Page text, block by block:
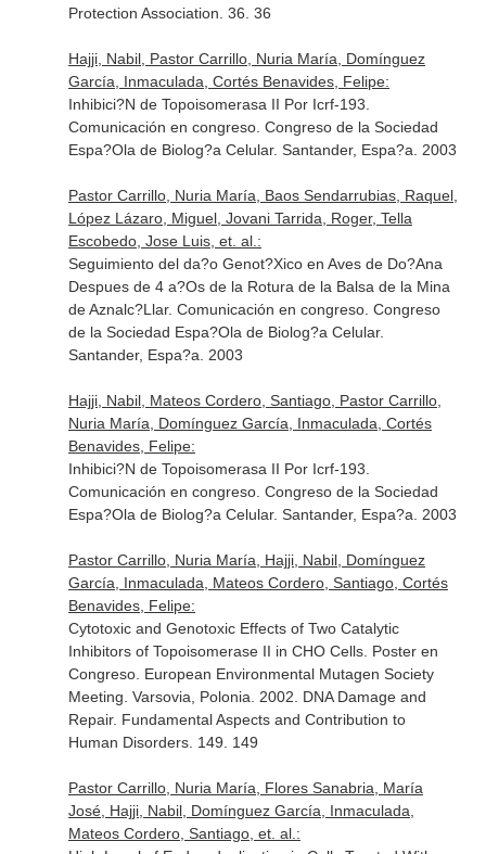
Protection Association. 36. 36
Hajji, Nabil, Pastor Carrillo, Nuria María, Domínguez
García, Inmaculada, Cortés Benavides, Felipe:
Inhibici?N de Topoisomerasa II Por Icrf-193.
Comunicación en congreso. Congreso de la Sociedad
Espa?Ola de Biolog?a Celular. Santander, Espa?a. 2003
Pastor Carrillo, Nuria María, Baos Sendarrubias, Raquel,
López Lázaro, Miguel, Jovani Tarrida, Roger, Tella
Escobedo, Jose Luis, et. al.:
Seguimiento del da?o Genot?Xico en Aves de Do?Ana
Despues de 4 a?Os de la Rotura de la Balsa de la Mina
de Aznalc?Llar. Comunicación en congreso. Congreso
de la Sociedad Espa?Ola de Biolog?a Celular.
Santander, Espa?a. 2003
Hajji, Nabil, Mateos Cordero, Santiago, Pastor Carrillo,
Nuria María, Domínguez García, Inmaculada, Cortés
Benavides, Felipe:
Inhibici?N de Topoisomerasa II Por Icrf-193.
Comunicación en congreso. Congreso de la Sociedad
Espa?Ola de Biolog?a Celular. Santander, Espa?a. 2003
Pastor Carrillo, Nuria María, Hajji, Nabil, Domínguez
García, Inmaculada, Mateos Cordero, Santiago, Cortés
Benavides, Felipe:
Cytotoxic and Genotoxic Effects of Two Catalytic
Inhibitors of Topoisomerase II in CHO Cells. Poster en
Congreso. European Environmental Mutagen Society
Meeting. Varsovia, Polonia. 2002. DNA Damage and
Repair. Fundamental Aspects and Contribution to
Human Disorders. 149. 149
Pastor Carrillo, Nuria María, Flores Sanabria, María
José, Hajji, Nabil, Domínguez García, Inmaculada,
Mateos Cordero, Santiago, et. al.: